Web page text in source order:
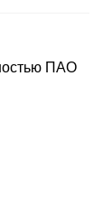
ПАО